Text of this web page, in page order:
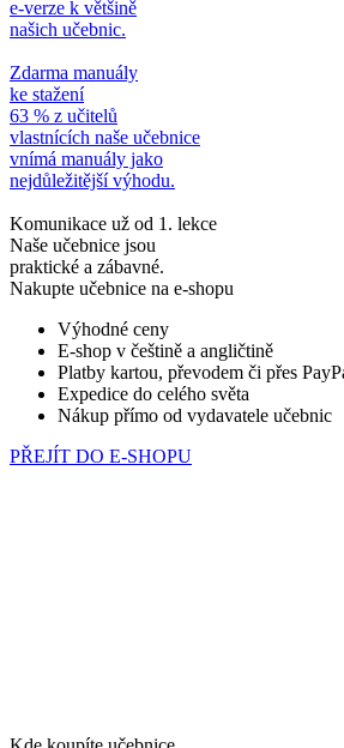
e-verze k většině
našich učebnic.
Zdarma manuály
ke stažení
63 % z učitelů
vlastnících naše učebnice
vnímá manuály jako
nejdůležitější výhodu.
Komunikace už od 1. lekce
Naše učebnice jsou
praktické a zábavné.
Nakupte učebnice na e-shopu
Výhodné ceny
E-shop v češtině a angličtině
Platby kartou, převodem či přes
Expedice do celého světa
Nákup přímo od vydavatele učebnic
PŘEJÍT DO E-SHOPU